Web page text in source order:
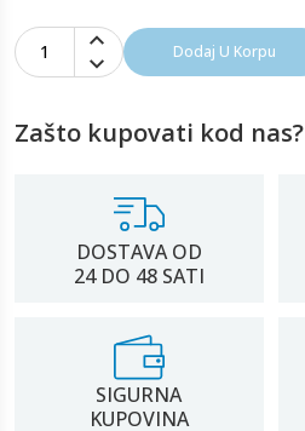
1 Dodaj U Korpu
Zašto kupovati kod nas?
DOSTAVA OD
24 DO 48 SATI
SIGURNA
KUPOVINA